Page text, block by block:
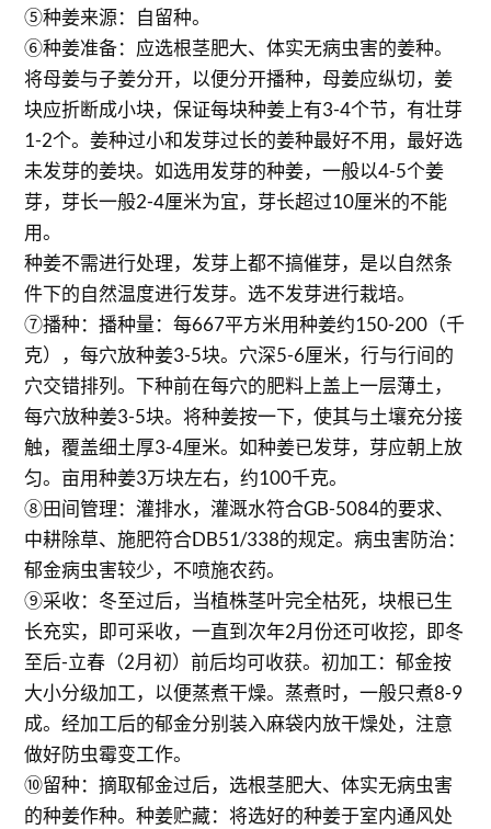
⑤种姜来源：自留种。
⑥种姜准备：应选根茎肥大、体实无病虫害的姜种。
将母姜与子姜分开，以便分开播种，母姜应纵切，姜
块应折断成小块，保证每块种姜上有3-4个节，有壮芽
1-2个。姜种过小和发芽过长的姜种最好不用，最好选
未发芽的姜块。如选用发芽的种姜，一般以4-5个姜
芽，芽长一般2-4厘米为宜，芽长超过10厘米的不能
用。
种姜不需进行处理，发芽上都不搞催芽，是以自然条
件下的自然温度进行发芽。选不发芽进行栽培。
⑦播种：播种量：每667平方米用种姜约150-200（千
克），每穴放种姜3-5块。穴深5-6厘米，行与行间的
穴交错排列。下种前在每穴的肥料上盖上一层薄土，
每穴放种姜3-5块。将种姜按一下，使其与土壤充分接
触，覆盖细土厚3-4厘米。如种姜已发芽，芽应朝上放
匀。亩用种姜3万块左右，约100千克。
⑧田间管理：灌排水，灌溉水符合GB-5084的要求、
中耕除草、施肥符合DB51/338的规定。病虫害防治：
郁金病虫害较少，不喷施农药。
⑨采收：冬至过后，当植株茎叶完全枯死，块根已生
长充实，即可采收，一直到次年2月份还可收挖，即冬
至后-立春（2月初）前后均可收获。初加工：郁金按
大小分级加工，以便蒸煮干燥。蒸煮时，一般只煮8-9
成。经加工后的郁金分别装入麻袋内放干燥处，注意
做好防虫霉变工作。
⑩留种：摘取郁金过后，选根茎肥大、体实无病虫害
的种姜作种。种姜贮藏：将选好的种姜于室内通风处